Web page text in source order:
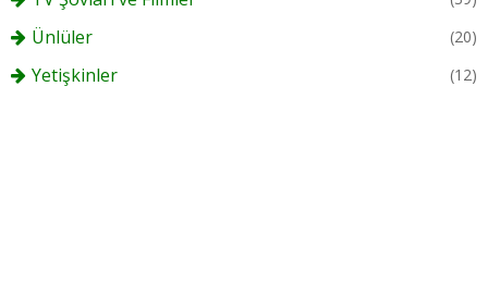
Ünlüler (20)
Yetişkinler (12)